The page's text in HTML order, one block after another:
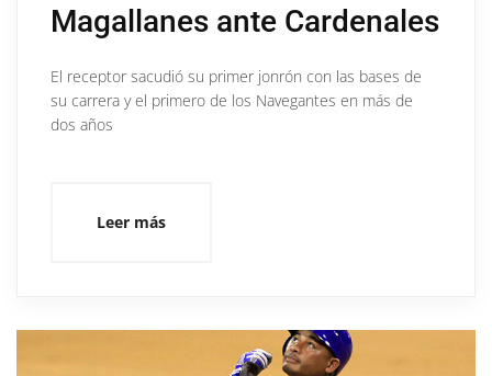
Magallanes ante Cardenales
El receptor sacudió su primer jonrón con las bases de
su carrera y el primero de los Navegantes en más de
dos años
Leer más